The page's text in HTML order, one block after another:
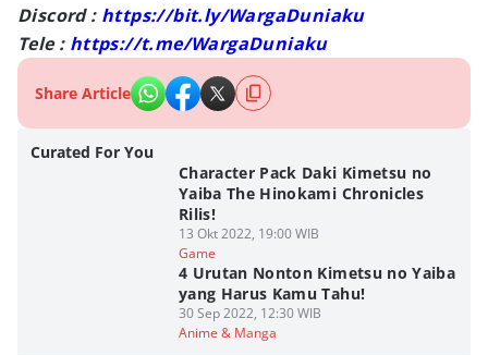
Discord : https://bit.ly/WargaDuniaku
Tele : https://t.me/WargaDuniaku
Share Article
Curated For You
Character Pack Daki Kimetsu no
Yaiba The Hinokami Chronicles
Rilis!
13 Okt 2022, 19:00 WIB
Game
4 Urutan Nonton Kimetsu no Yaiba
yang Harus Kamu Tahu!
30 Sep 2022, 12:30 WIB
Anime & Manga